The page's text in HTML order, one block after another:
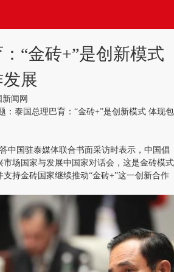
“金砖+”是创新模式
展
新闻网
泰国总理巴育：“金砖+”是创新模式 体现包
国驻泰媒体联合书面采访时表示，中国倡
场国家与发展中国家对话会，这是金砖模式
持金砖国家继续推动“金砖+”这一创新合作